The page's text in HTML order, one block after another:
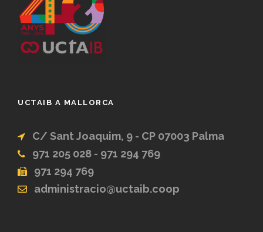
UCTAIB A MALLORCA
C/ Sant Joaquim, 9 - CP 07003 Palma
971 205 028 - 971 294 769
971 294 769
administracio@uctaib.coop